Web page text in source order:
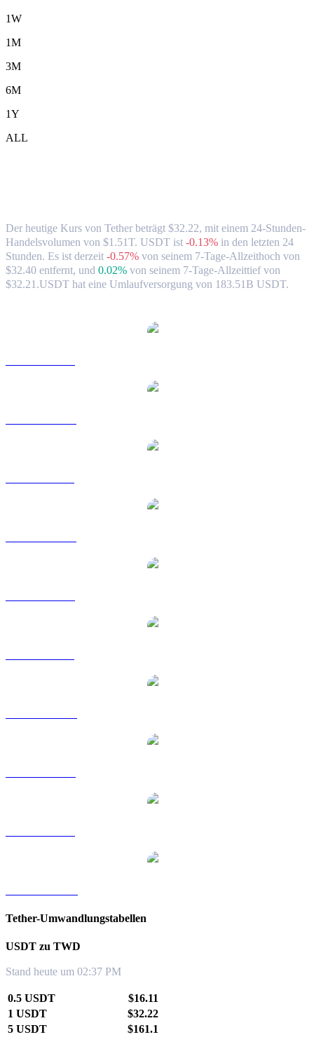
1W
1M
3M
6M
1Y
ALL
Der heutige Kurs von Tether beträgt $32.22, mit einem 24-Stunden-
Handelsvolumen von $1.51T. USDT ist -0.13% in den letzten 24
Stunden. Es ist derzeit -0.57% von seinem 7-Tage-Allzeithoch von
$32.40 entfernt, und 0.02% von seinem 7-Tage-Allzeittief von
$32.21.USDT hat eine Umlaufversorgung von 183.51B USDT.
Tether-Umwandlungstabellen
USDT zu TWD
Stand heute um 02:37 PM
0.5 USDT
$16.11
1 USDT
$32.22
5 USDT
$161.1